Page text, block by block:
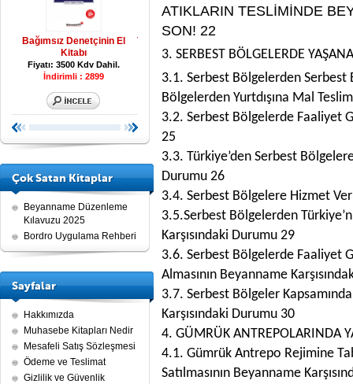
Tüm Yönleriyle Kar Dağıtımı
Fiyatı: 1750 Kdv Dahil. Fiyatı: 1700 Kdv Dahil.
Fiyatı: 2500 Kdv
Çok Satan Kitaplar
Beyanname Düzenleme
Kılavuzu 2025
Bordro Uygulama Rehberi
Sayfalar
Hakkımızda
Muhasebe Kitapları Nedir
Mesafeli Satış Sözleşmesi
Ödeme ve Teslimat
Gizlilik ve Güvenlik
ATIKLARIN TESLİMİNDE
SON! 22
3. SERBEST BÖLGELERDE
3.1. Serbest Bölgelerden
Bölgelerden Yurtdışına Mal
3.2. Serbest Bölgelerde Faaliyet
25
3.3. Türkiye’den Serbest
Durumu 26
3.4. Serbest Bölgelere Hizmet
3.5.Serbest Bölgelerden
Karşısındaki Durumu 29
3.6. Serbest Bölgelerde Faaliyet
Almasının Beyanname
3.7. Serbest Bölgeler
Karşısındaki Durumu 30
4. GÜMRÜK ANTREPOLARINDA
4.1. Gümrük Antrepo Rejimine
Satılmasının Beyanname